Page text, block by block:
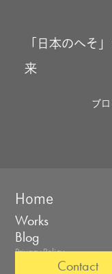
「日本のへそ
来
ブ
Home
Works
Blog
Privacy Policy
Contact